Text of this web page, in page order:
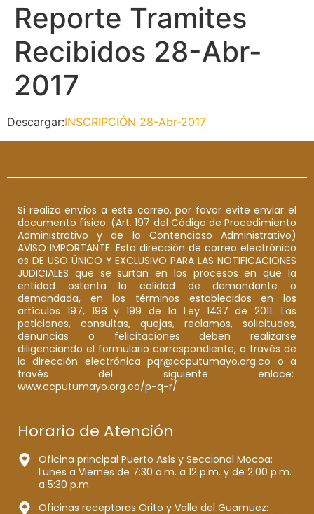
Reporte Tramites
Recibidos 28-Abr-
2017
Descargar:INSCRIPCIÓN 28-Abr-2017
Si realiza envíos a este correo, por favor evite enviar el
documento físico. (Art. 197 del Código de Procedimiento
Administrativo y de lo Contencioso Administrativo)
AVISO IMPORTANTE: Esta dirección de correo electrónico
es DE USO ÚNICO Y EXCLUSIVO PARA LAS NOTIFICACIONES
JUDICIALES que se surtan en los procesos en que la
entidad ostenta la calidad de demandante o
demandada, en los términos establecidos en los
artículos 197, 198 y 199 de la Ley 1437 de 2011. Las
peticiones, consultas, quejas, reclamos, solicitudes,
denuncias o felicitaciones deben realizarse
diligenciando el formulario correspondiente, a través de
la dirección electrónica pqr@ccputumayo.org.co o a
través del siguiente enlace:
www.ccputumayo.org.co/p-q-r/
Horario de Atención
Oficina principal Puerto Asís y Seccional Mocoa:
Lunes a Viernes de 7:30 a.m. a 12 p.m. y de 2:00 p.m.
a 5:30 p.m.
Oficinas receptoras Orito y Valle del Guamuez: